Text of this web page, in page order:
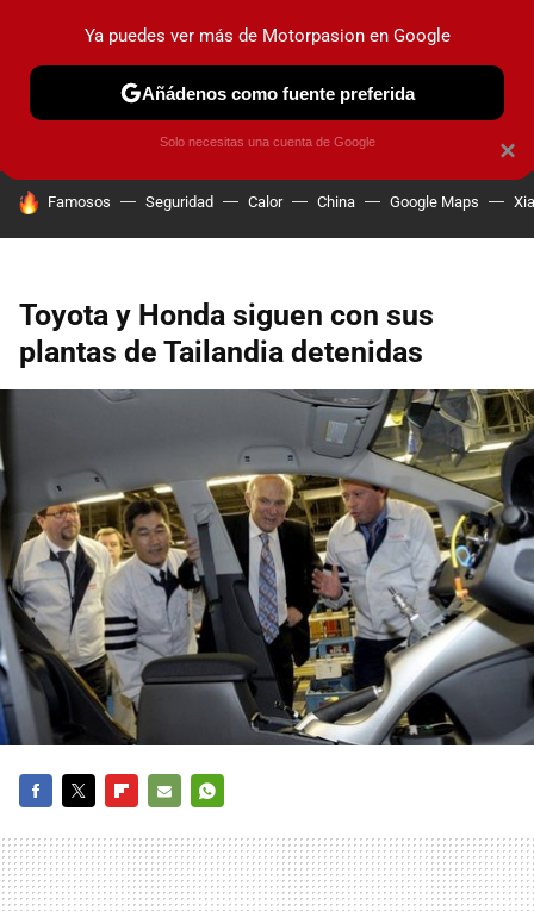
PRUEBAS COCHES ELÉCTRICOS OBSERVATORIO
HOY SE HABLA DE
Famosos Seguridad Calor China Google Maps
Toyota y Honda siguen con sus
plantas de Tailandia detenidas
MAIL
×
Ya puedes ver más de Motorpasion en Google
Añádenos como fuente preferida
Solo necesitas una cuenta de Google